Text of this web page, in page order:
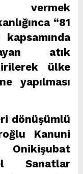
vermek
“81
atık
ülke
yapılması
dönüşümlü
Kanuni
Sanatlar